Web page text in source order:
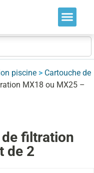
piscine > Cartouche de
MX18 ou MX25 –
filtration
de 2